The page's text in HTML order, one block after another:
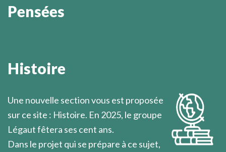
Pensées
écoutées.
Histoire
Une nouvelle section vous est proposée
sur ce site : Histoire. En 2025, le groupe
Légaut fêtera ses cent ans.
Dans le projet qui se prépare à ce sujet,